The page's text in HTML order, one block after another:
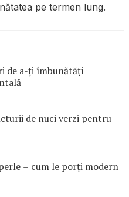
pe termen lung.
de a-ți îmbunătăți
de nuci verzi pentru
– cum le porți modern